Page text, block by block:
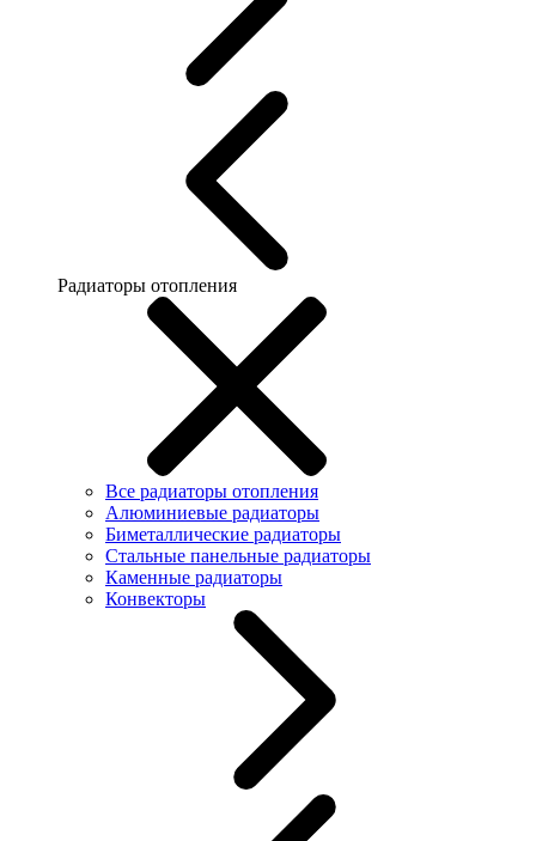
Радиаторы отопления
Все радиаторы отопления
Алюминиевые радиаторы
Биметаллические радиаторы
Стальные панельные радиаторы
Каменные радиаторы
Конвекторы